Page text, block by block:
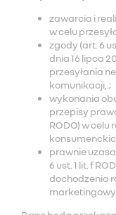
zawarcia i
w celu
zgody (art. 6
dnia 16 lipca
przesyłania
komunikacji,.;
wykonania
przepisy
RODO) w celu
prawnie
6 ust. 1 lit. f
dochodzenia